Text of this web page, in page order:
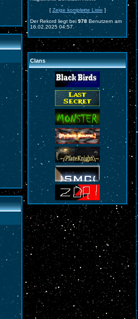
[ Zeige komplette Liste ]
Der Rekord liegt bei 978 Benutzern am
16.02.2025 04:57.
Clans